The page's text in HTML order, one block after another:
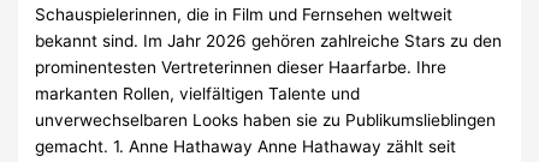
Schauspielerinnen, die in Film und Fernsehen weltweit
bekannt sind. Im Jahr 2026 gehören zahlreiche Stars zu den
prominentesten Vertreterinnen dieser Haarfarbe. Ihre
markanten Rollen, vielfältigen Talente und
unverwechselbaren Looks haben sie zu Publikumslieblingen
gemacht. 1. Anne Hathaway Anne Hathaway zählt seit